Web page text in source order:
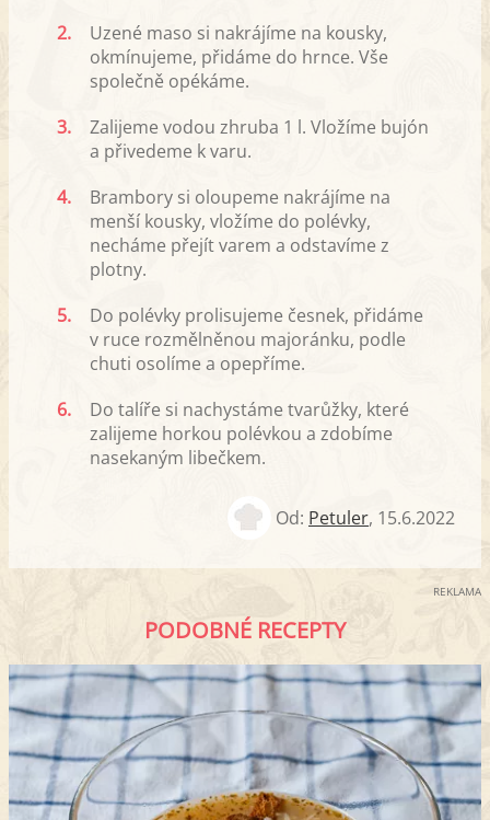
2.
Uzené maso si nakrájíme na kousky,
okmínujeme, přidáme do hrnce. Vše
společně opékáme.
3.
Zalijeme vodou zhruba 1 l. Vložíme bujón
a přivedeme k varu.
4.
Brambory si oloupeme nakrájíme na
menší kousky, vložíme do polévky,
necháme přejít varem a odstavíme z
plotny.
5.
Do polévky prolisujeme česnek, přidáme
v ruce rozmělněnou majoránku, podle
chuti osolíme a opepříme.
6.
Do talíře si nachystáme tvarůžky, které
zalijeme horkou polévkou a zdobíme
nasekaným libečkem.
Od: Petuler, 15.6.2022
REKLAMA
PODOBNÉ RECEPTY